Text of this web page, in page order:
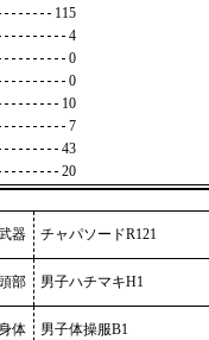
115
4
0
0
10
7
43
20
器 チャパソードR121
部 男子ハチマキH1
体 男子体操服B1